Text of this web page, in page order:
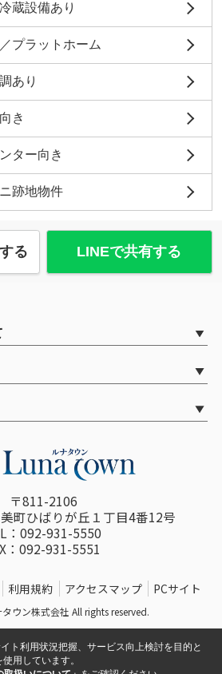
蔵設備あり
プラットホーム
あり
き
ター向き
跡地物件
る LINEで共有する
〒811-2106
町ひばりが丘１丁目4番12号
：092-931-5550
：092-931-5551
利用規約 アクセスマップ PCサイト
ウン株式会社 All rights reserved.
ト利用状況把握、サービス向上検討を目的と
用しています。